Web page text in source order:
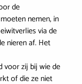
de
nemen, in
via de
nieren af. Het
voor zij bij wie de
of die ze niet